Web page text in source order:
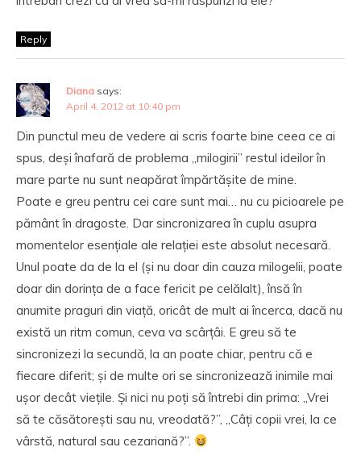
Reply
Diana says:
April 4, 2012 at 10:40 pm
Din punctul meu de vedere ai scris foarte bine ceea ce ai
spus, deși înafară de problema „milogirii” restul ideilor în
mare parte nu sunt neapărat împărtășite de mine.
Poate e greu pentru cei care sunt mai… nu cu picioarele pe
pământ în dragoste. Dar sincronizarea în cuplu asupra
momentelor esențiale ale relației este absolut necesară.
Unul poate da de la el (și nu doar din cauza milogelii, poate
doar din dorința de a face fericit pe celălalt), însă în
anumite praguri din viață, oricât de mult ai încerca, dacă nu
există un ritm comun, ceva va scârțâi. E greu să te
sincronizezi la secundă, la an poate chiar, pentru că e
fiecare diferit; și de multe ori se sincronizează inimile mai
ușor decât viețile. Și nici nu poți să întrebi din prima: „Vrei
să te căsătorești sau nu, vreodată?”, „Câți copii vrei, la ce
vârstă, natural sau cezariană?”.